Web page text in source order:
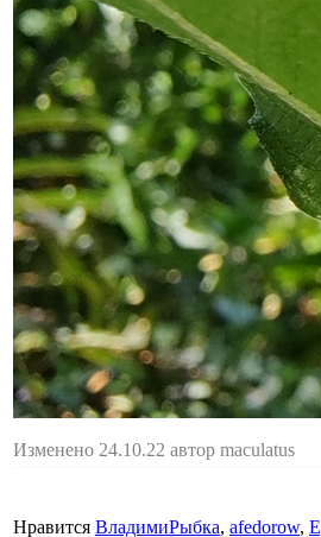
Изменено 24.10.22 автор maculatus
Нравится ВладимиРыбка, afedorow,